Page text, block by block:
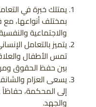
يمتلك خبرة في
بمختلف أنواعها، مع
والاجتماعية
يتميز بالتعامل
تمس الأطفال
بين حفظ الحقوق
يسعى العزام
إلى المحكمة، حفاظاً
والجهد.